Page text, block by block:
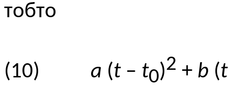
тобто
(10) a (t– t0)2 + b (t